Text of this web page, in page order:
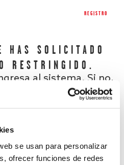
se usan para personalizar
ofrecer funciones de redes
REGISTRO
HAS SOLICITADO
RESTRINGIDO.
al sistema. Si no,